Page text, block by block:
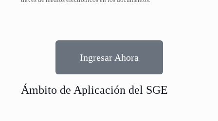
Ingresar Ahora
Ámbito de Aplicación del SGE